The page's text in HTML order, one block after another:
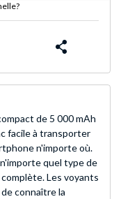
de 5 000 mAh
facile à transporter
n'importe où.
quel type de
Les voyants
connaître la